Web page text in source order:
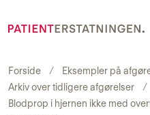
Forside
Eksempler på
Arkiv over tidligere afgørelser
Blodprop i hjernen ikke med